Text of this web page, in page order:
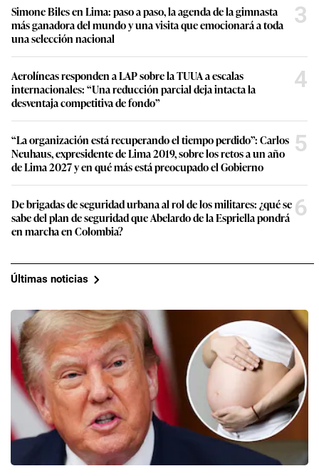
Simone Biles en Lima: paso a paso, la agenda de la gimnasta
más ganadora del mundo y una visita que emocionará a toda
una selección nacional
3
Aerolíneas responden a LAP sobre la TUUA a escalas
internacionales: “Una reducción parcial deja intacta la
desventaja competitiva de fondo”
4
“La organización está recuperando el tiempo perdido”: Carlos
Neuhaus, expresidente de Lima 2019, sobre los retos a un año
de Lima 2027 y en qué más está preocupado el Gobierno
5
De brigadas de seguridad urbana al rol de los militares: ¿qué se
sabe del plan de seguridad que Abelardo de la Espriella pondrá
en marcha en Colombia?
6
Últimas noticias